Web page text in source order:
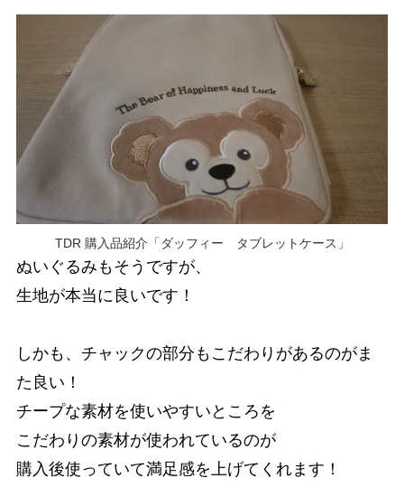
TDR 購入品紹介「ダッフィー タブレットケース」
ぬいぐるみもそうですが、
生地が本当に良いです！
しかも、チャックの部分もこだわりがあるのがま
た良い！
チープな素材を使いやすいところを
こだわりの素材が使われているのが
購入後使っていて満足感を上げてくれます！